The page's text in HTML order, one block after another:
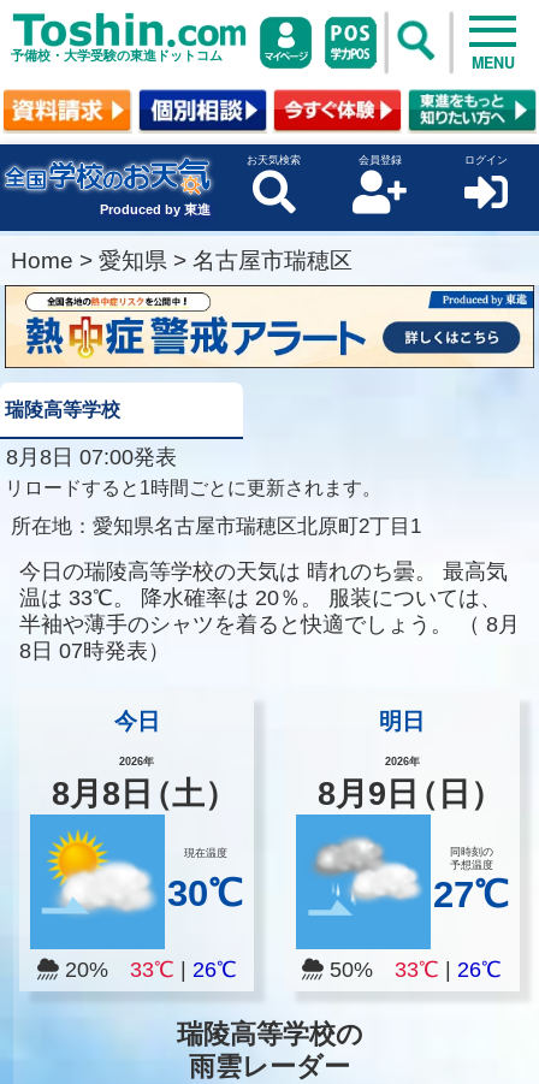
予備校・大学受験の東進ドットコム MENU
Produced by 東進
お天気検索 会員登録 ログイン
Home > 愛知県 > 名古屋市瑞穂区
瑞陵高等学校
8月8日 07:00発表
リロードすると1時間ごとに更新されます。
所在地： 愛知県名古屋市瑞穂区北原町2丁目1
今日の瑞陵高等学校の天気は 晴れのち曇。
最高気
温は 33℃。 降水確率は 20％。
服装については、
半袖や薄手のシャツを着ると快適でしょう。
（ 8月
8日 07時発表）
今日
2026年
8月8 日（土）
現在温度
30℃
20% 33℃ 26℃
明日
2026年
8月 9 日（日）
同時刻の
予想温度
27℃
50% 33℃ |26℃
瑞陵高等学校の
雨雲レーダー